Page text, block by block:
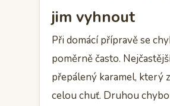
jim vyhnout
Při domácí přípravě se
poměrně často.
přepálený karamel, který
celou chuť. Druhou